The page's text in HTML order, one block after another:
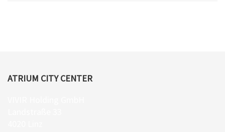
ATRIUM CITY CENTER